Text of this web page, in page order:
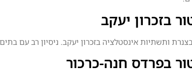
בזכרון יעקב
ותשתיות אינסטלציה בזכרון יעקב. ניסיון רב עם
בפרדס חנה-כרכור